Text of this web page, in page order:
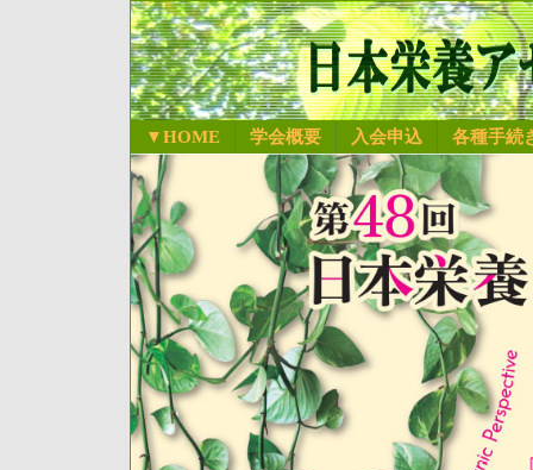
▼HOME 学会概要 入会申込 各種手続